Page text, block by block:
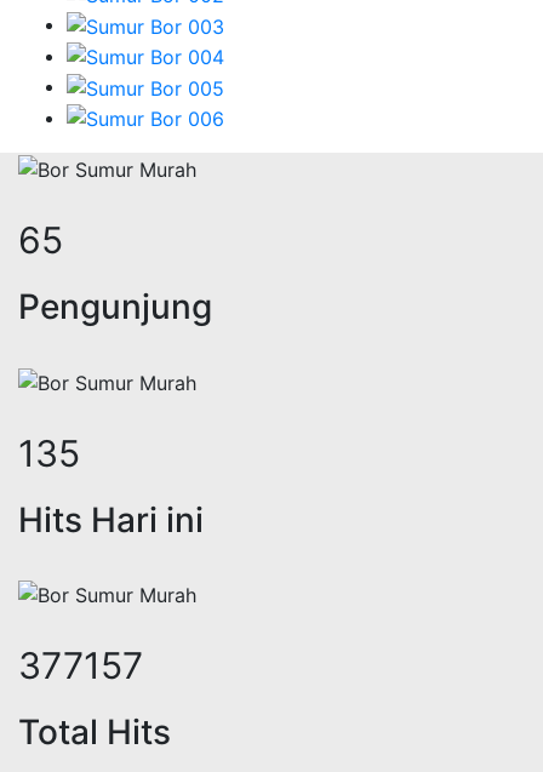
81
Pengunjung
166
Hits Hari ini
465398
Total Hits